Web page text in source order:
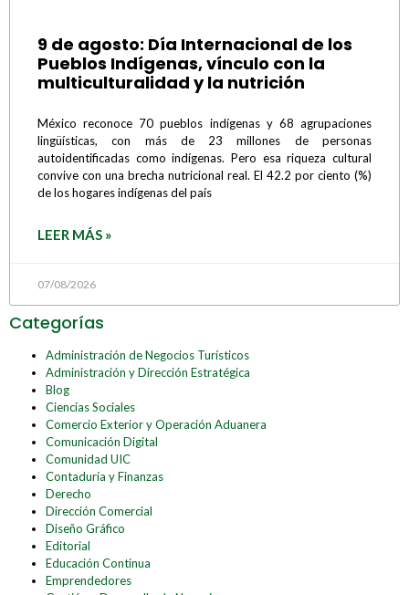
9 de agosto: Día Internacional de los
Pueblos Indígenas, vínculo con la
multiculturalidad y la nutrición
México reconoce 70 pueblos indígenas y 68 agrupaciones
lingüísticas, con más de 23 millones de personas
autoidentificadas como indígenas. Pero esa riqueza cultural
convive con una brecha nutricional real. El 42.2 por ciento (%)
de los hogares indígenas del país
LEER MÁS »
07/08/2026
Categorías
Administración de Negocios Turísticos
Administración y Dirección Estratégica
Blog
Ciencias Sociales
Comercio Exterior y Operación Aduanera
Comunicación Digital
Comunidad UIC
Contaduría y Finanzas
Derecho
Dirección Comercial
Diseño Gráfico
Editorial
Educación Continua
Emprendedores